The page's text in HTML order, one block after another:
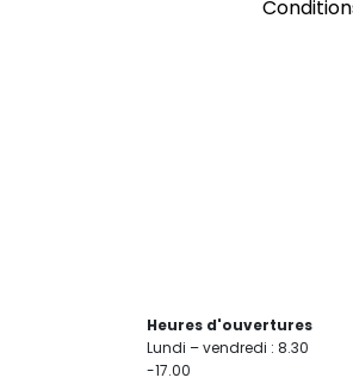
Heures d'ouvertures
Lundi – vendredi : 8.30
-17.00